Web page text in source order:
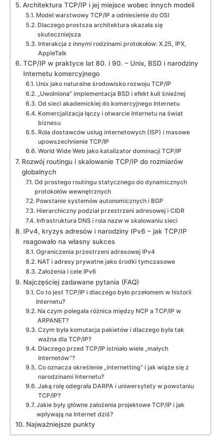
Architektura TCP/IP i jej miejsce wobec innych modeli
Model warstwowy TCP/IP a odniesienie do OSI
Dlaczego prostsza architektura okazała się
skuteczniejsza
Interakcja z innymi rodzinami protokołów: X.25, IPX,
AppleTalk
TCP/IP w praktyce lat 80. i 90. – Unix, BSD i narodziny
Internetu komercyjnego
Unix jako naturalne środowisko rozwoju TCP/IP
„Uwolniona” implementacja BSD i efekt kuli śnieżnej
Od sieci akademickiej do komercyjnego Internetu
Komercjalizacja łączy i otwarcie Internetu na świat
biznesu
Rola dostawców usług internetowych (ISP) i masowe
upowszechnienie TCP/IP
World Wide Web jako katalizator dominacji TCP/IP
Rozwój routingu i skalowanie TCP/IP do rozmiarów
globalnych
Od prostego routingu statycznego do dynamicznych
protokołów wewnętrznych
Powstanie systemów autonomicznych i BGP
Hierarchiczny podział przestrzeni adresowej i CIDR
Infrastruktura DNS i rola nazw w skalowaniu sieci
IPv4, kryzys adresów i narodziny IPv6 – jak TCP/IP
reagowało na własny sukces
Ograniczenia przestrzeni adresowej IPv4
NAT i adresy prywatne jako środki tymczasowe
Założenia i cele IPv6
Najczęściej zadawane pytania (FAQ)
Co to jest TCP/IP i dlaczego było przełomem w historii
Internetu?
Na czym polegała różnica między NCP a TCP/IP w
ARPANET?
Czym była komutacja pakietów i dlaczego była tak
ważna dla TCP/IP?
Dlaczego przed TCP/IP istniało wiele „małych
Internetów”?
Co oznacza określenie „internetting” i jak wiąże się z
narodzinami Internetu?
Jaką rolę odegrała DARPA i uniwersytety w powstaniu
TCP/IP?
Jakie były główne założenia projektowe TCP/IP i jak
wpływają na Internet dziś?
Najważniejsze punkty